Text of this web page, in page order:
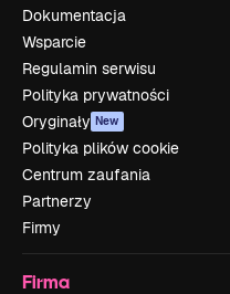
Dokumentacja
Wsparcie
Regulamin serwisu
Polityka prywatności
Oryginały New
Polityka plików cookie
Centrum zaufania
Partnerzy
Firmy
Firma